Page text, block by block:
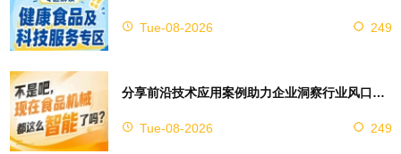
Tue-08-2026 249
分享前沿技术应用案例助力企业洞察行业风口，2026南京秋糖9号馆赋能创新
Tue-08-2026 249